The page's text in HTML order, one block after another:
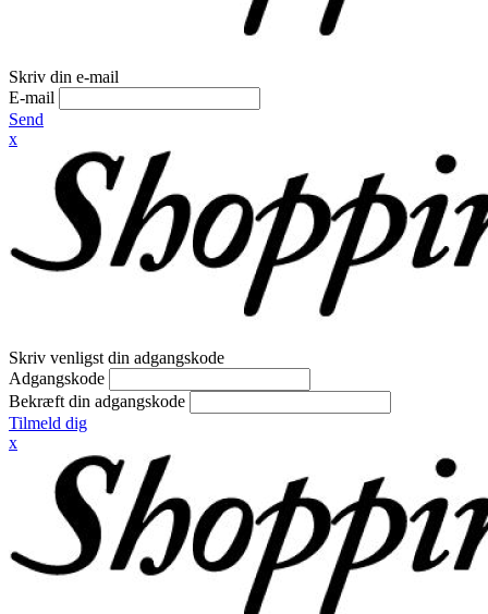
Skriv din e-mail
E-mail
Send
x
Skriv venligst din adgangskode
Adgangskode
Bekræft din adgangskode
Tilmeld dig
x